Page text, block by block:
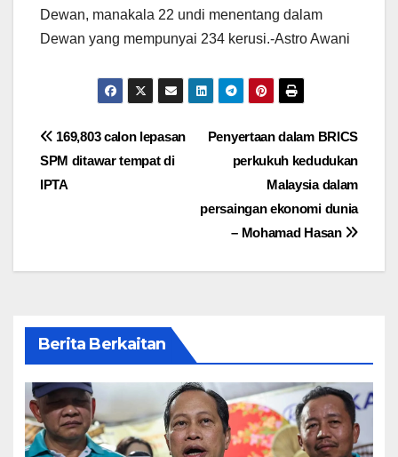
Dewan, manakala 22 undi menentang dalam
Dewan yang mempunyai 234 kerusi.-Astro Awani
Post
navigation
Penyertaan dalam BRICS
perkukuh kedudukan
Malaysia dalam
persaingan ekonomi dunia
– Mohamad Hasan
169,803 calon lepasan
SPM ditawar tempat di
IPTA
Berita Berkaitan